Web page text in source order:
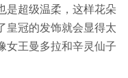
是超级温柔，这样花朵
皇冠的发饰就会显得太
女王曼多拉和辛灵仙子